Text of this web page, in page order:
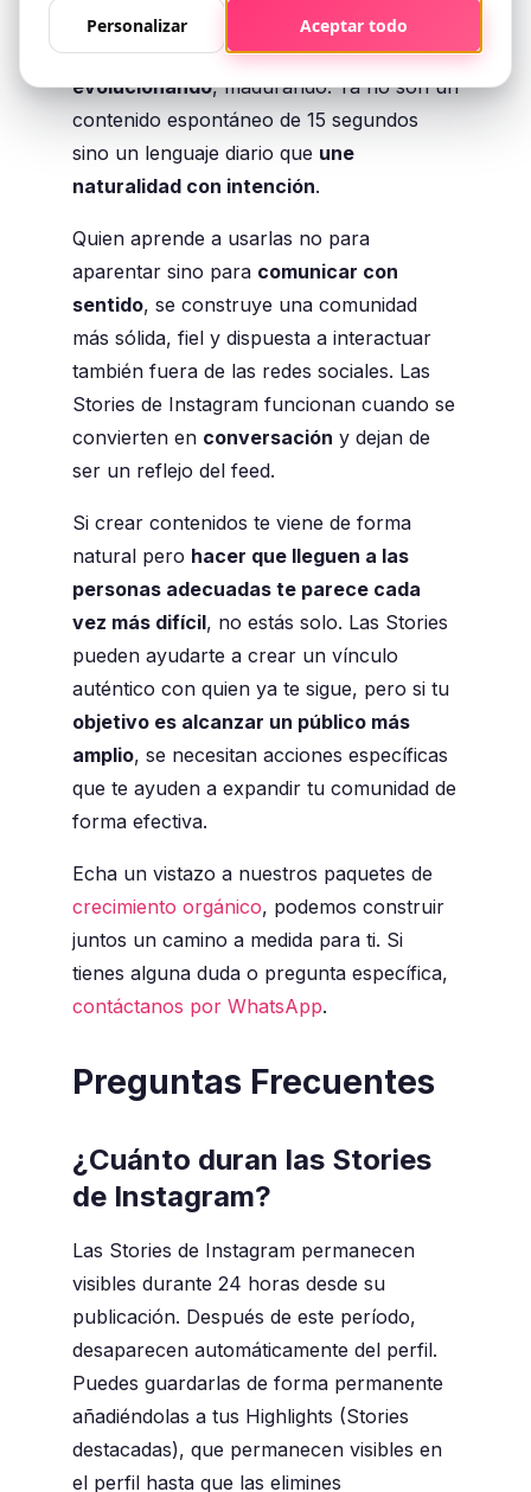
Las Stories no están perdiendo
importancia sino que simplemente están
evolucionando, madurando. Ya no son un
contenido espontáneo de 15 segundos
sino un lenguaje diario que une
naturalidad con intención.
Quien aprende a usarlas no para
aparentar sino para comunicar con
sentido, se construye una comunidad
más sólida, fiel y dispuesta a interactuar
también fuera de las redes sociales. Las
Stories de Instagram funcionan cuando se
convierten en conversación y dejan de
ser un reflejo del feed.
Si crear contenidos te viene de forma
natural pero hacer que lleguen a las
personas adecuadas te parece cada
vez más difícil, no estás solo. Las Stories
pueden ayudarte a crear un vínculo
auténtico con quien ya te sigue, pero si tu
objetivo es alcanzar un público más
amplio, se necesitan acciones específicas
que te ayuden a expandir tu comunidad de
forma efectiva.
Echa un vistazo a nuestros paquetes de
crecimiento orgánico, podemos construir
juntos un camino a medida para ti. Si
tienes alguna duda o pregunta específica,
contáctanos por WhatsApp.
Preguntas Frecuentes
¿Cuánto duran las Stories
de Instagram?
Las Stories de Instagram permanecen
visibles durante 24 horas desde su
publicación. Después de este período,
desaparecen automáticamente del perfil.
Puedes guardarlas de forma permanente
añadiéndolas a tus Highlights (Stories
destacadas), que permanecen visibles en
el perfil hasta que las elimines
Personalizar Aceptar todo